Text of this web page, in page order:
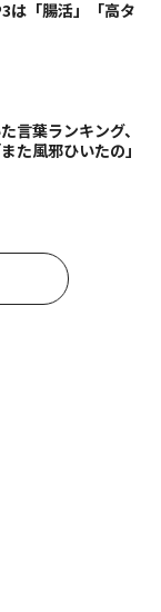
は「腸活」「高タ
言葉ランキング、
た風邪ひいたの」